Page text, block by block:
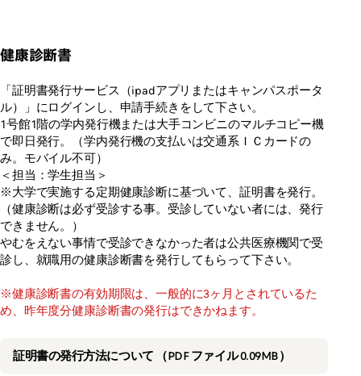
健康診断書
「証明書発行サービス（ipadアプリまたはキャンパスポータ
ル）」にログインし、申請手続きをして下さい。
1号館1階の学内発行機または大手コンビニのマルチコピー機
で即日発行。（学内発行機の支払いは交通系ＩＣカードの
み。モバイル不可）
＜担当：学生担当＞
※大学で実施する定期健康診断に基づいて、証明書を発行。
（健康診断は必ず受診する事。受診していない者には、発行
できません。）
やむをえない事情で受診できなかった者は公共医療機関で受
診し、就職用の健康診断書を発行してもらって下さい。
※健康診断書の有効期限は、一般的に3ヶ月とされているた
め、昨年度分健康診断書の発行はできかねます。
証明書の発行方法について （PDF ファイル 0.09MB）